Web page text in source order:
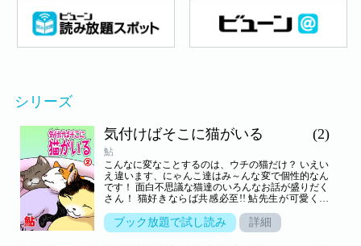
シリーズ
気付けばそこに猫がいる
(2)
鮎
こんなに変なことするのは、ウチの猫だけ？ いえい
え違います、にゃんこ達はみ～んな変で個性的なん
です！ 面白不思議な猫達のいろんなお話が盛りだく
さん！ 猫好きならば共感必至!! 鮎先生が可愛く描
が登場です♪
ブック放題で試し読み 詳細